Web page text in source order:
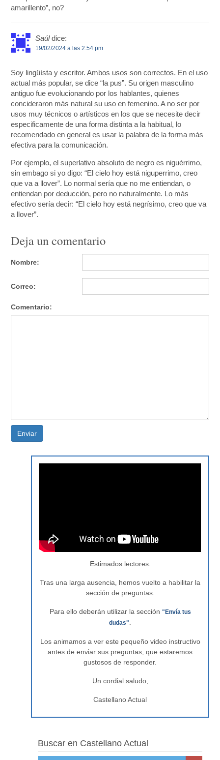
amarillento”, no?
Saúl dice:
19/02/2024 a las 2:54 pm
Soy lingüísta y escritor. Ambos usos son correctos. En el uso
actual más popular, se dice “la pus”. Su origen masculino
antiguo fue evolucionando por los hablantes, quienes
concideraron más natural su uso en femenino. A no ser por
usos muy técnicos o artísticos en los que se necesite decir
especificamente de una forma distinta a la habitual, lo
recomendado en general es usar la palabra de la forma más
efectiva para la comunicación.
Por ejemplo, el superlativo absoluto de negro es niguérrimo,
sin embago si yo digo: “El cielo hoy está niguperrimo, creo
que va a llover”. Lo normal sería que no me entiendan, o
entiendan por deducción, pero no naturalmente. Lo más
efectivo sería decir: “El cielo hoy está negrísimo, creo que va
a llover”.
Deja un comentario
Nombre:
Correo:
Comentario:
Enviar
Estimados lectores:
Tras una larga ausencia, hemos vuelto a habilitar la
sección de preguntas.
Para ello deberán utilizar la sección "Envía tus
dudas"
Los animamos a ver este pequeño video instructivo
antes de enviar sus preguntas, que estaremos
gustosos de responder.
Un cordial saludo,
Castellano Actual
Buscar en Castellano Actual